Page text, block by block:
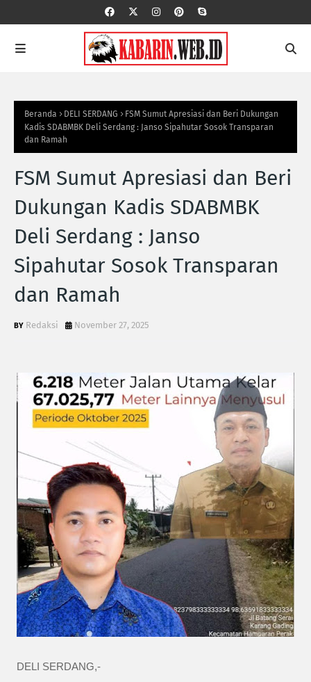
Beranda DELI SERDANG
FSM Sumut Apresiasi dan Beri Dukungan
Kadis SDABMBK Deli Serdang : Janso Sipahutar Sosok Transparan
dan Ramah
FSM Sumut Apresiasi dan Beri
Dukungan Kadis SDABMBK
Deli Serdang : Janso
Sipahutar Sosok Transparan
dan Ramah
Redaksi November 27, 2025
DELI SERDANG,-